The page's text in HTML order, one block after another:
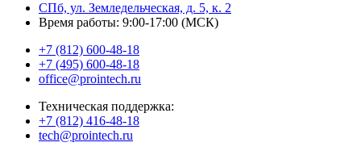
СПб, ул. Земледельческая, д. 5, к. 2
Время работы: 9:00-17:00 (МСК)
+7 (812) 600-48-18
+7 (495) 600-48-18
office@prointech.ru
Техническая поддержка:
+7 (812) 416-48-18
tech@prointech.ru